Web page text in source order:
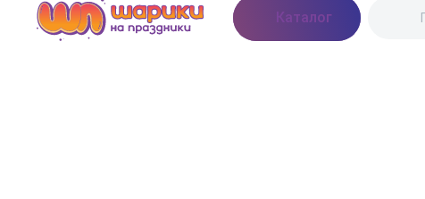
Москва, Востряковское
шоссе, дом 7, стр. 3
Каталог